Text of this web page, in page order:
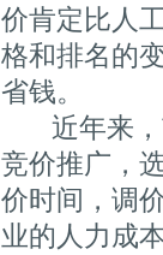
价肯定比人
格和排名的
省钱。
近年来，
竞价推广，
价时间，调
业的人力成